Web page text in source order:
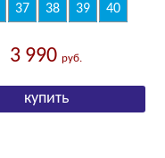
37 38 39 40
3 990руб.